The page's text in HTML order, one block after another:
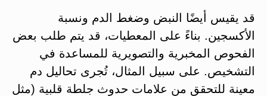
قد يقيس أيضًا النبض وضغط الدم ونسبة
الأكسجين. بناءً على المعطيات، قد يتم طلب بعض
الفحوص المخبرية والتصويرية للمساعدة في
التشخيص. على سبيل المثال، تُجرى تحاليل دم
معينة للتحقق من علامات حدوث جلطة قلبية (مثل